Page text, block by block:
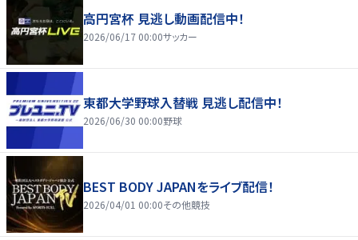
高円宮杯 見逃し動画配信中！
2026/06/17 00:00サッカー
東都大学野球入替戦 見逃し配信中！
2026/06/30 00:00野球
BEST BODY JAPANをライブ配信！
2026/04/01 00:00その他競技